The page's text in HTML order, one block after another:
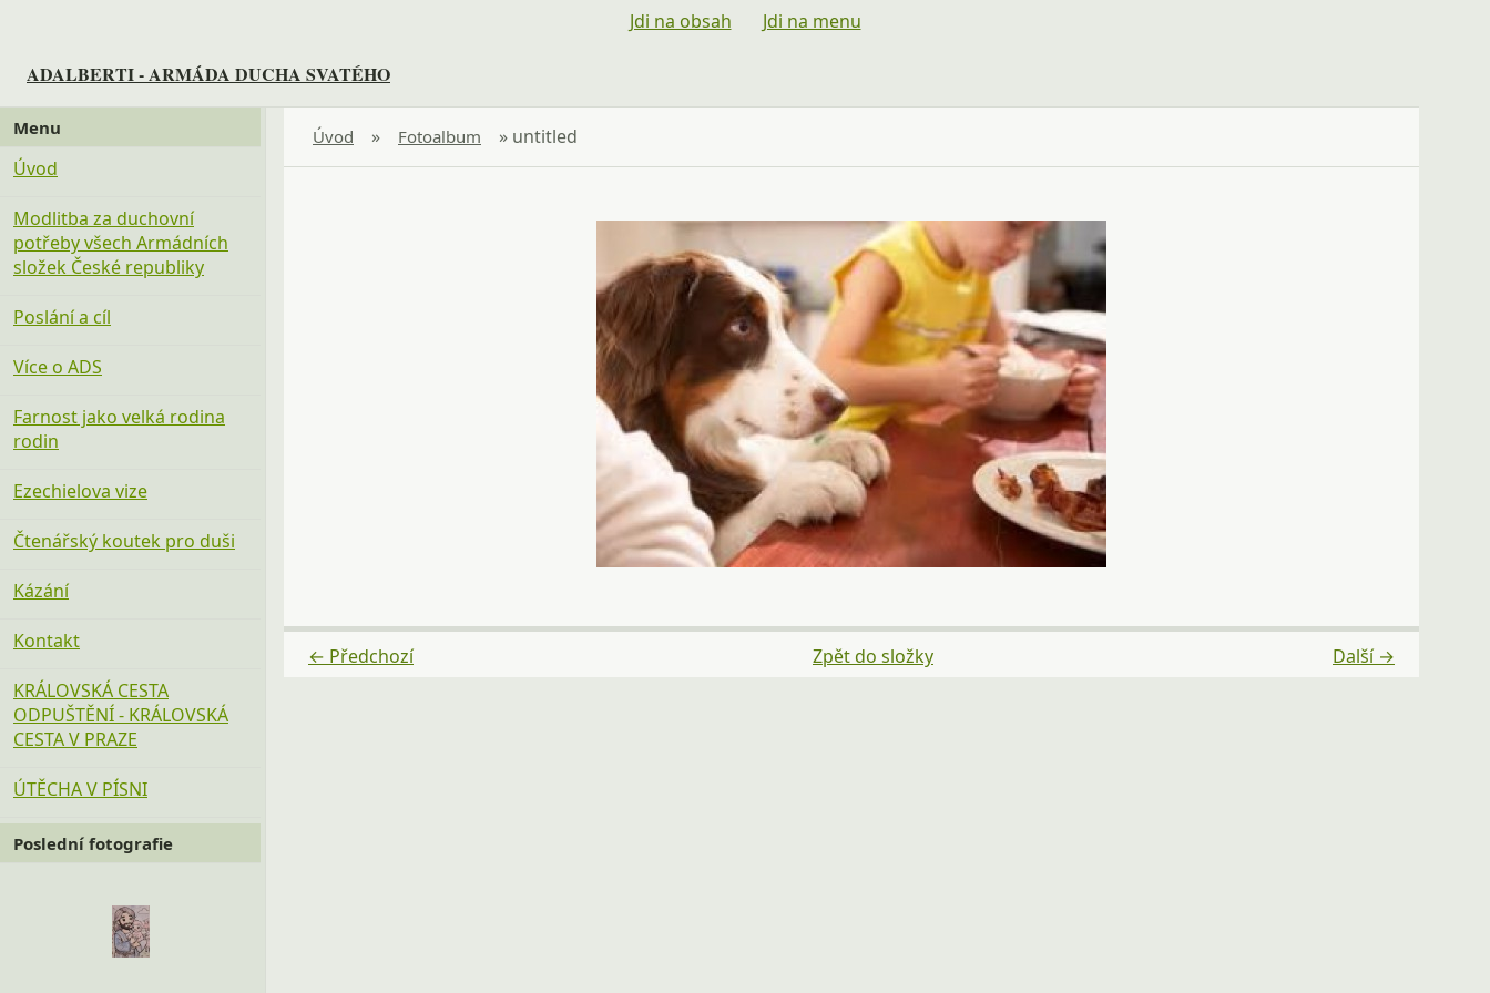
Jdi na obsah Jdi na menu
ADALBERTI - ARMÁDA DUCHA SVATÉHO
Úvod » Fotoalbum » untitled
← Předchozí Další →
Zpět do složky
Menu
Úvod
Modlitba za duchovní
potřeby všech Armádních
složek České republiky
Poslání a cíl
Více o ADS
Farnost jako velká rodina
rodin
Ezechielova vize
Čtenářský koutek pro duši
Kázání
Kontakt
KRÁLOVSKÁ CESTA
ODPUŠTĚNÍ - KRÁLOVSKÁ
CESTA V PRAZE
ÚTĚCHA V PÍSNI
Poslední fotografie